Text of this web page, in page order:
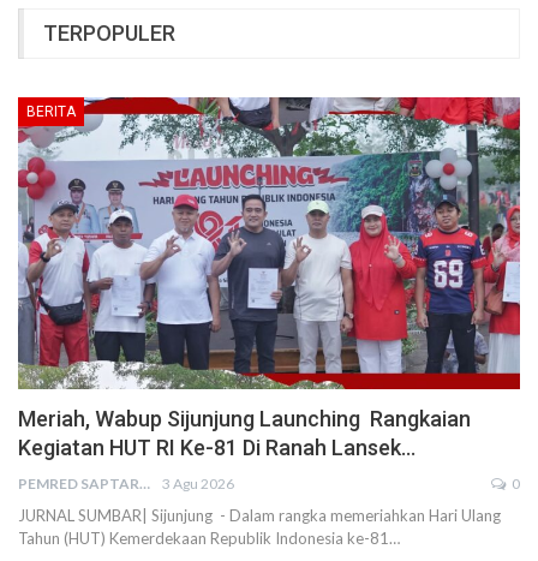
TERPOPULER
BERITA
Meriah, Wabup Sijunjung Launching Rangkaian
Kegiatan HUT RI Ke-81 Di Ranah Lansek…
PEMRED SAPTARIUS 3 Agu 2026 0
JURNAL SUMBAR| Sijunjung - Dalam rangka memeriahkan Hari Ulang
Tahun (HUT) Kemerdekaan Republik Indonesia ke-81…